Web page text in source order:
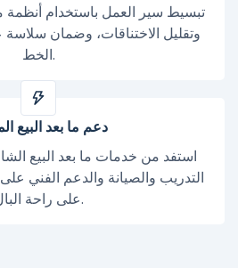
تبسيط سير العمل باستخدام
وتقليل الاختناقات، وضمان سلاسة
الخط.
دعم ما بعد البيع
استفد من خدمات ما بعد البيع
التدريب والصيانة والدعم الفني
على راحة البال.